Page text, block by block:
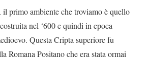
primo ambiente che troviamo è quello
nel ‘600 e quindi in epoca
Questa Cripta superiore fu
Romana Positano che era stata ormai